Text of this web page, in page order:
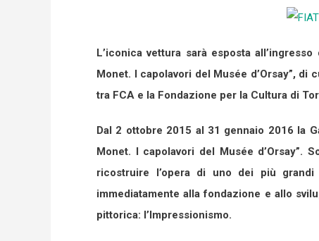
L’iconica vettura sarà esposta
Monet. I capolavori del Musée d’Orsay”,
tra FCA e la Fondazione per la Cultura di
Dal 2 ottobre 2015 al 31 gennaio 2016 la
Monet. I capolavori del Musée d’Orsay”.
ricostruire l’opera di uno dei più
immediatamente alla fondazione e allo
pittorica: l’Impressionismo.